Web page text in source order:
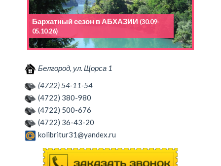
Бархатный сезон в АБХАЗИИ (30.09-
05.10.26)
Белгород, ул. Щорса 1
(4722) 54-11-54
(4722) 380-980
(4722) 500-676
(4722) 36-43-20
kolibritur31@yandex.ru